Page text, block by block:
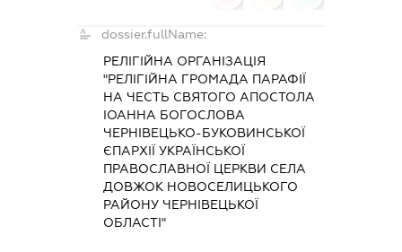
dossier.fullName:
РЕЛІГІЙНА ОРГАНІЗАЦІЯ
"РЕЛІГІЙНА ГРОМАДА ПАРАФІЇ
НА ЧЕСТЬ СВЯТОГО АПОСТОЛА
ІОАННА БОГОСЛОВА
ЧЕРНІВЕЦЬКО-БУКОВИНСЬКОЇ
ЄПАРХІЇ УКРАЇНСЬКОЇ
ПРАВОСЛАВНОЇ ЦЕРКВИ СЕЛА
ДОВЖОК НОВОСЕЛИЦЬКОГО
РАЙОНУ ЧЕРНІВЕЦЬКОЇ
ОБЛАСТІ"